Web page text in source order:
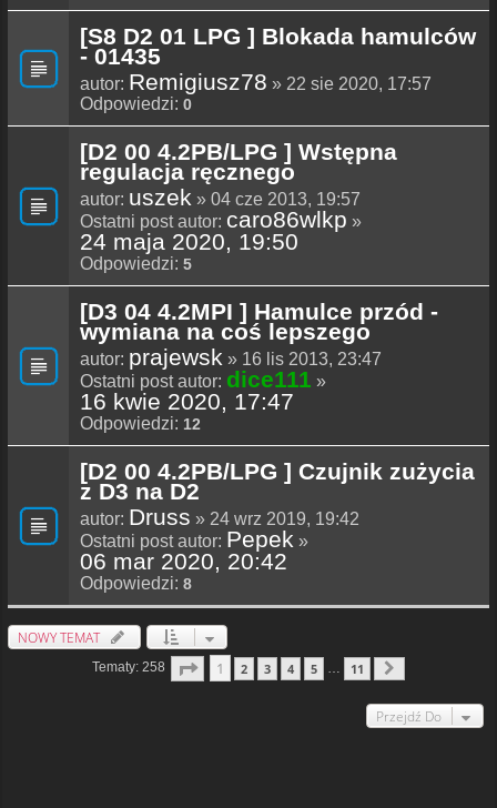
[S8 D2 01 LPG ] Blokada hamulców
- 01435
autor: Remigiusz78 » 22 sie 2020, 17:57
Odpowiedzi: 0
[D2 00 4.2PB/LPG ] Wstępna
regulacja ręcznego
autor: uszek » 04 cze 2013, 19:57
Ostatni post autor: caro86wlkp »
24 maja 2020, 19:50
Odpowiedzi: 5
[D3 04 4.2MPI ] Hamulce przód -
wymiana na coś lepszego
autor: prajewsk » 16 lis 2013, 23:47
Ostatni post autor: dice111 »
16 kwie 2020, 17:47
Odpowiedzi: 12
[D2 00 4.2PB/LPG ] Czujnik zużycia
z D3 na D2
autor: Druss » 24 wrz 2019, 19:42
Ostatni post autor: Pepek »
06 mar 2020, 20:42
Odpowiedzi: 8
NOWY TEMAT
Tematy: 258 Strona1 11
1 2 3 4 5 … 11
Przejdź Do